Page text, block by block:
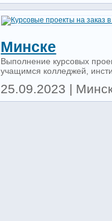
Минске
Выполнение курсовых
учащимся колледжей,
25.09.2023 |